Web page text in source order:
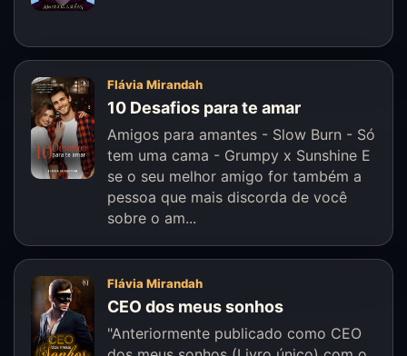
Flávia Mirandah
10 Desafios para te amar
Amigos para amantes - Slow Burn - Só
tem uma cama - Grumpy x Sunshine E
se o seu melhor amigo for também a
pessoa que mais discorda de você
sobre o am...
Flávia Mirandah
CEO dos meus sonhos
"Anteriormente publicado como CEO